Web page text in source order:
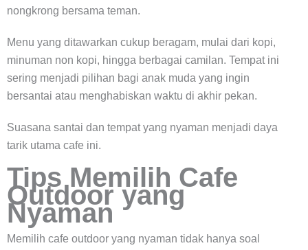
nongkrong bersama teman.
Menu yang ditawarkan cukup beragam, mulai dari kopi,
minuman non kopi, hingga berbagai camilan. Tempat ini
sering menjadi pilihan bagi anak muda yang ingin
bersantai atau menghabiskan waktu di akhir pekan.
Suasana santai dan tempat yang nyaman menjadi daya
tarik utama cafe ini.
Tips Memilih Cafe
Outdoor yang
Nyaman
Memilih cafe outdoor yang nyaman tidak hanya soal